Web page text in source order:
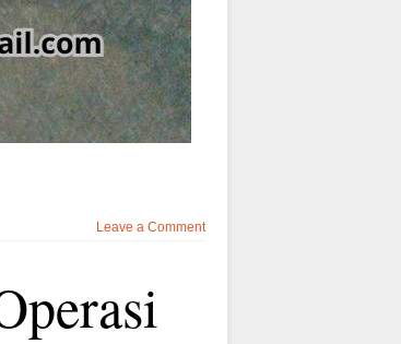
Leave a Comment